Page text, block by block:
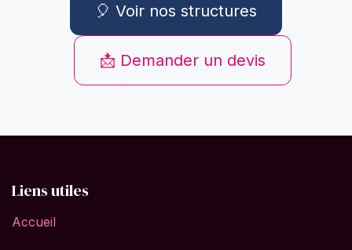
🎈 Voir nos structures
📩 Demander un devis
Liens utiles
Accueil